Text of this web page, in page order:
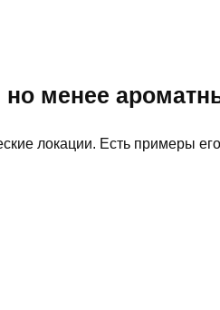
но менее
локации. Есть примеры